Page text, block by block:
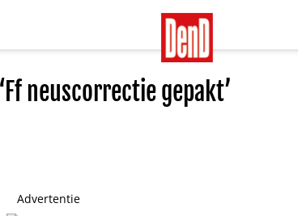
neuscorrectie gepakt’
Advertentie